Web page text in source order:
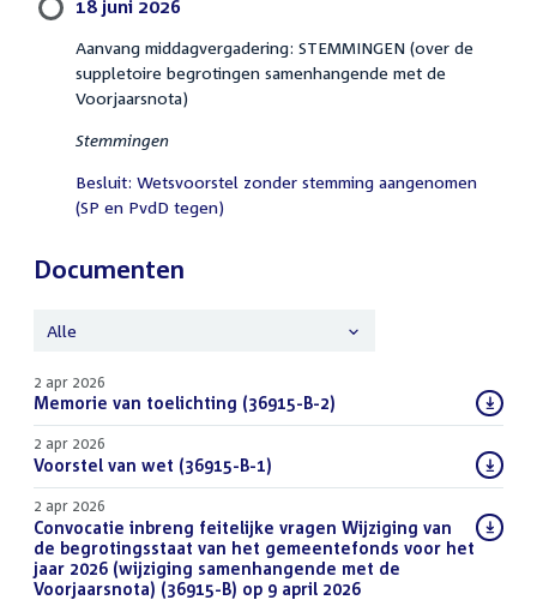
18 juni 2026
Aanvang middagvergadering: STEMMINGEN (over de
suppletoire begrotingen samenhangende met de
Voorjaarsnota)
Stemmingen
Besluit: Wetsvoorstel zonder stemming aangenomen
(SP en PvdD tegen)
Documenten
Alle
2 apr 2026
Download
bestand:
Memorie van toelichting (36915-B-2)
2 apr 2026
Download
bestand:
Voorstel van wet (36915-B-1)
2 apr 2026
Download
bestand:
Convocatie inbreng feitelijke vragen Wijziging van
de begrotingsstaat van het gemeentefonds voor het
jaar 2026 (wijziging samenhangende met de
Voorjaarsnota) (36915-B) op 9 april 2026